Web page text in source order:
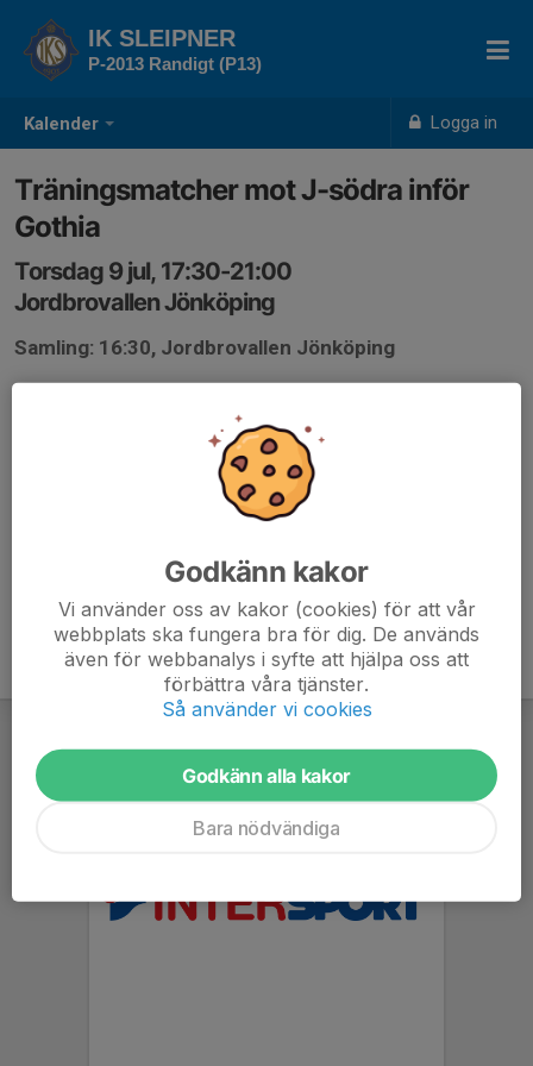
Kalender Logga in
IK SLEIPNER
P-2013 Randigt (P13)
Träningsmatcher mot J-södra inför
Gothia
Torsdag 9 jul, 17:30-21:00
Jordbrovallen Jönköping
Samling: 16:30, Jordbrovallen Jönköping
Jordbrovallen konstgräs plan2. Obs det är viktigt att
närvara på dessa matcher då det är inför Gothia.
Två matcher 3x30 minuter
Godkänn kakor
Vi använder oss av kakor (cookies) för att vår
webbplats ska fungera bra för dig. De används
även för webbanalys i syfte att hjälpa oss att
förbättra våra tjänster.
Så använder vi cookies
Godkänn alla kakor
Bara nödvändiga